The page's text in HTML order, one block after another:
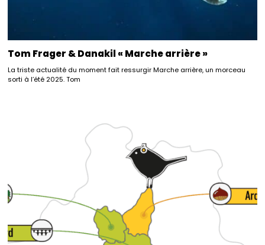
Tom Frager & Danakil « Marche arrière »
La triste actualité du moment fait ressurgir Marche arrière, un morceau
sorti à l’été 2025. Tom